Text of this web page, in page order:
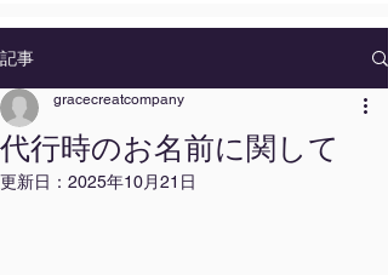
記事
代行時のお名前に関して
gracecreatcompany
更新日： 2025年10月21日